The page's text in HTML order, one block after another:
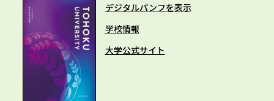
デジタルパンフを表示
学校情報
大学公式サイト